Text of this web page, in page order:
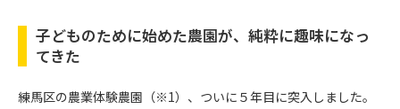
子どものために始めた農園が、純粋に趣味になっ
てきた
練馬区の農業体験農園（※1）、ついに５年目に突入しました。